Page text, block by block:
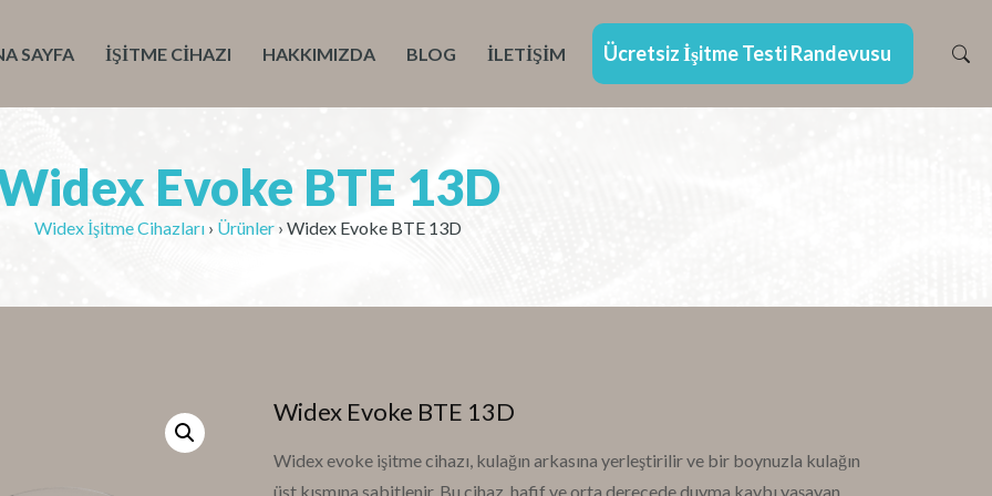
SAYFA İŞITME CIHAZI HAKKIMIZDA BLOG İLETIŞIM Ücretsiz İşitme Testi Randevusu
Evoke BTE 13D
Widex İşitme Cihazları › Ürünler › Widex Evoke BTE 13D
Widex Evoke BTE 13D
Widex evoke işitme cihazı, kulağın arkasına yerleştirilir ve bir boynuzla kulağın
üst kısmına sabitlenir. Bu cihaz, hafif ve orta derecede duyma kaybı yaşayan